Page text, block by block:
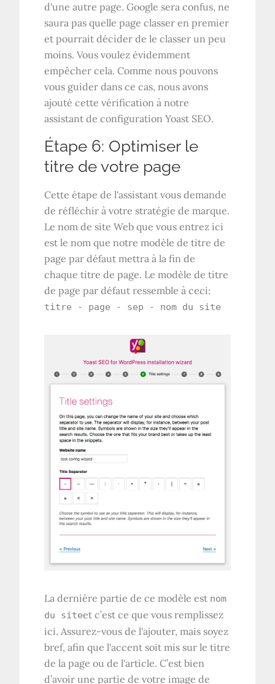
d'une autre page. Google sera confus, ne
saura pas quelle page classer en premier
et pourrait décider de le classer un peu
moins. Vous voulez évidemment
empêcher cela. Comme nous pouvons
vous guider dans ce cas, nous avons
ajouté cette vérification à notre
assistant de configuration Yoast SEO.
Étape 6: Optimiser le
titre de votre page
Cette étape de l'assistant vous demande
de réfléchir à votre stratégie de marque.
Le nom de site Web que vous entrez ici
est le nom que notre modèle de titre de
page par défaut mettra à la fin de
chaque titre de page. Le modèle de titre
de page par défaut ressemble à ceci:
titre - page - sep - nom du site
La dernière partie de ce modèle est nom
du siteet c’est ce que vous remplissez
ici. Assurez-vous de l'ajouter, mais soyez
bref, afin que l'accent soit mis sur le titre
de la page ou de l'article. C’est bien
d’avoir une partie de votre image de